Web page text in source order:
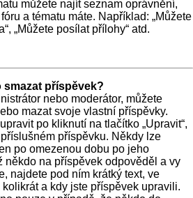
můžete najít seznam oprávnění,
a tématu máte. Například: „Můžete
„Můžete posílat přílohy“ atd.
příspěvek?
nebo moderátor, můžete
mazat svoje vlastní příspěvky.
po kliknutí na tlačítko „Upravit“,
příspěvku. Někdy lze
po omezenou dobu po jeho
někdo na příspěvek odpověděl a vy
najdete pod ním krátký text, ve
a kdy jste příspěvek upravili.